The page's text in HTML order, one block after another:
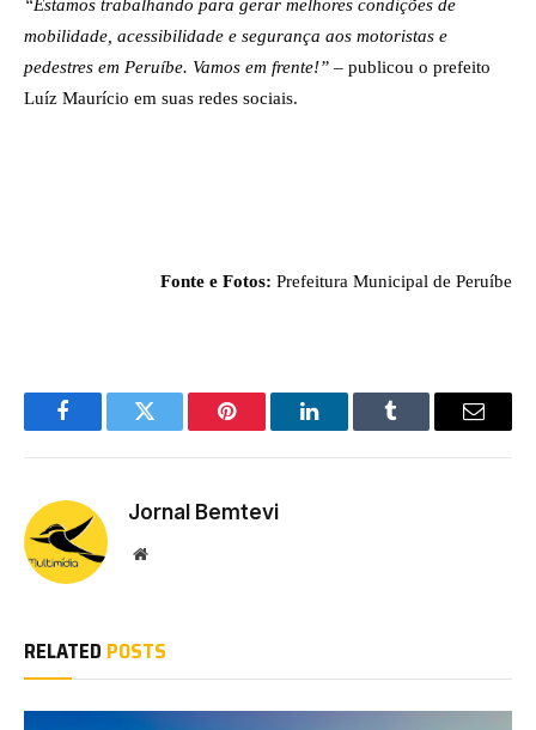
“Estamos trabalhando para gerar melhores condições de
mobilidade, acessibilidade e segurança aos motoristas e
pedestres em Peruíbe. Vamos em frente!” – publicou o prefeito
Luíz Maurício em suas redes sociais.
Fonte e Fotos: Prefeitura Municipal de Peruíbe
FacebookTwitter Pinterest LinkedInTumblr Email
Jornal Bemtevi
Website
RELATED POSTS